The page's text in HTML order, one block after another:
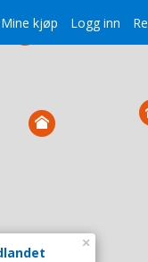
Mine kjøp Logg inn
×